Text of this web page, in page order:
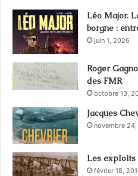
Léo Major.
borgne :
juin 1, 2026
Roger
des FMR
octobre 13,
Jacques
novembre
Les exploits
février 18,